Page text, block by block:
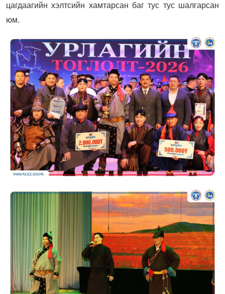
цагдаагийн хэлтсийн хамтарсан баг тус тус шалгарсан
юм.